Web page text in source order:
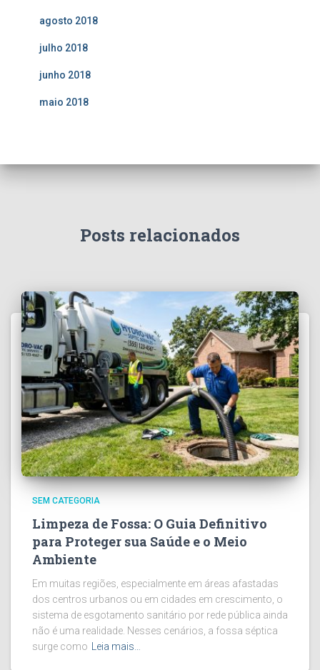
agosto 2018
julho 2018
junho 2018
maio 2018
Posts relacionados
SEM CATEGORIA
Limpeza de Fossa: O Guia Definitivo
para Proteger sua Saúde e o Meio
Ambiente
Em muitas regiões, especialmente em áreas afastadas
dos centros urbanos ou em cidades em crescimento, o
sistema de esgotamento sanitário por rede pública ainda
não é uma realidade. Nesses cenários, a fossa séptica
surge como
Leia mais…